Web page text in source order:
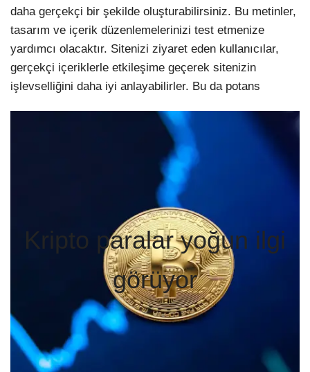
daha gerçekçi bir şekilde oluşturabilirsiniz. Bu metinler,
tasarım ve içerik düzenlemelerinizi test etmenize
yardımcı olacaktır. Sitenizi ziyaret eden kullanıcılar,
gerçekçi içeriklerle etkileşime geçerek sitenizin
işlevselliğini daha iyi anlayabilirler. Bu da potans
Kripto paralar yoğun ilgi
görüyor